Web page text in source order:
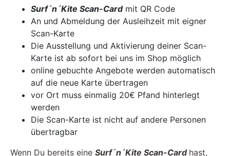
Surf´n´Kite Scan-Card mit QR Code
An und Abmeldung der Ausleihzeit mit eigner
Scan-Karte
Die Ausstellung und Aktivierung deiner Scan-
Karte ist ab sofort bei uns im Shop möglich
online gebuchte Angebote werden automatisch
auf die neue Karte übertragen
vor Ort muss einmalig 20€ Pfand hinterlegt
werden
Die Scan-Karte ist nicht auf andere Personen
übertragbar
Wenn Du bereits eine Surf´n´Kite Scan-Card hast,